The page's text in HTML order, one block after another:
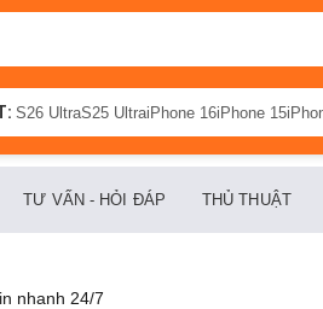
S26 UltraS25 UltraiPhone 16iPhone 15
TƯ VẤN - HỎI ĐÁP THỦ THUẬT
nhanh 24/7